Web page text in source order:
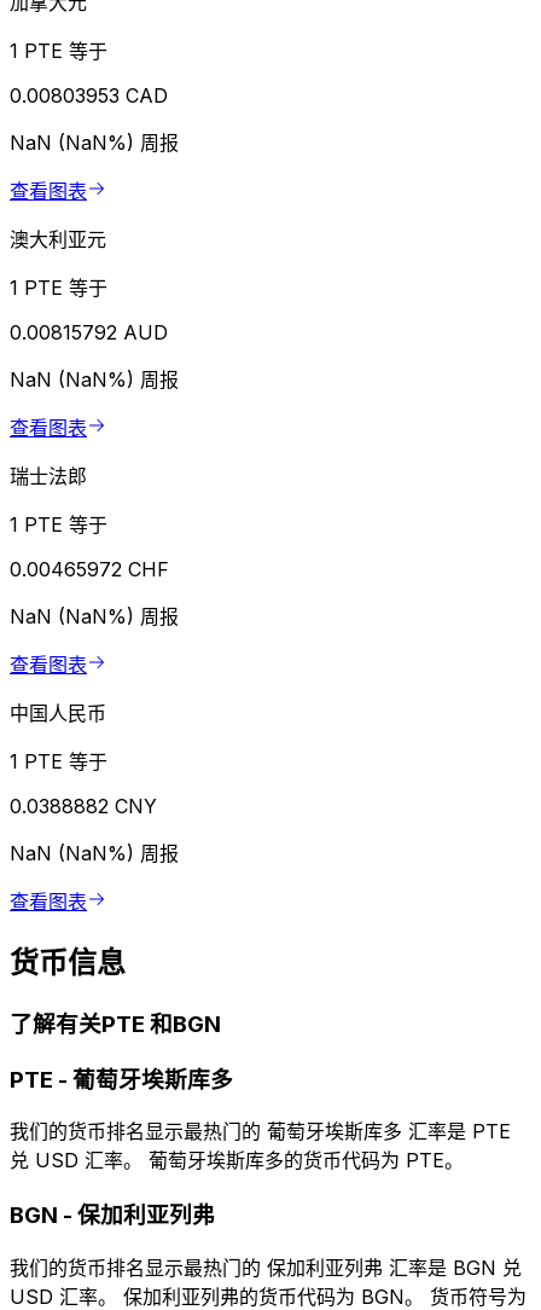
1 PTE 等于
0.00803953 CAD
NaN (NaN%) 周报
查看图表
澳大利亚元
1 PTE 等于
0.00815792 AUD
NaN (NaN%) 周报
查看图表
瑞士法郎
1 PTE 等于
0.00465972 CHF
NaN (NaN%) 周报
查看图表
中国人民币
1 PTE 等于
0.0388882 CNY
NaN (NaN%) 周报
查看图表
货币信息
了解有关PTE 和BGN
PTE - 葡萄牙埃斯库多
我们的货币排名显示最热门的 葡萄牙埃斯库多 汇率是 PTE
兑 USD 汇率。 葡萄牙埃斯库多的货币代码为 PTE。
BGN - 保加利亚列弗
我们的货币排名显示最热门的 保加利亚列弗 汇率是 BGN 兑
USD 汇率。 保加利亚列弗的货币代码为 BGN。 货币符号为